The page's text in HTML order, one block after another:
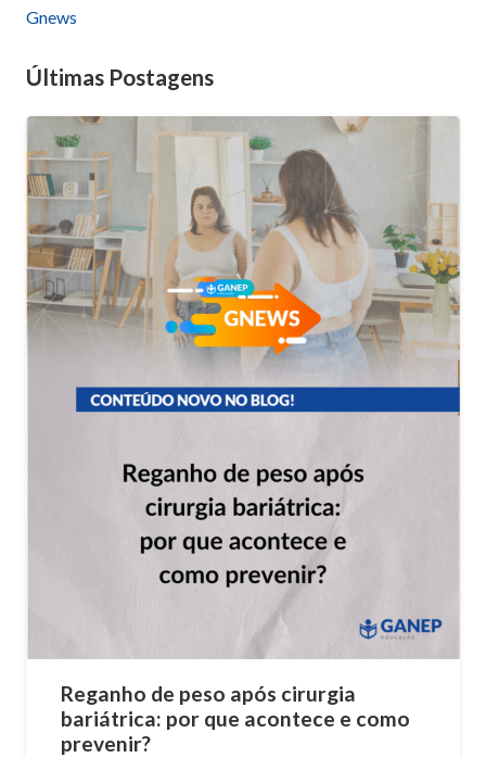
Gnews
Últimas Postagens
Reganho de peso após cirurgia
bariátrica: por que acontece e como
prevenir?